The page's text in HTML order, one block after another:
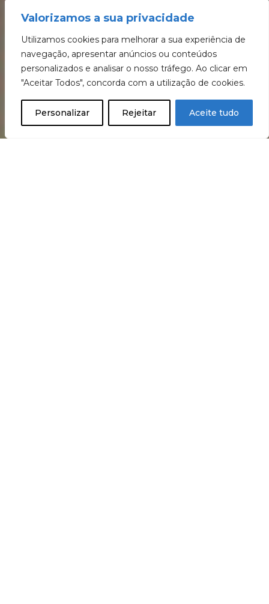
Valorizamos a sua privacidade
Utilizamos cookies para melhorar a sua experiência de
navegação, apresentar anúncios ou conteúdos
personalizados e analisar o nosso tráfego. Ao clicar em
"Aceitar Todos", concorda com a utilização de cookies.
Personalizar Rejeitar Aceite tudo